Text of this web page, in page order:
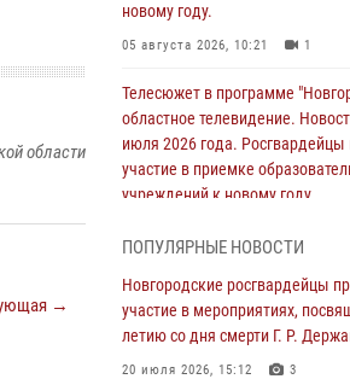
области
→
новому году.
05 августа 2026, 10:21 1
Телесюжет в программе
областное телевидение.
июля 2026 года.
участие в приемке
учреждений к новому году.
Росгвардейцы из Великого
Чемпионате Северо-Западного
ПОПУЛЯРНЫЕ НОВОСТИ
Новгородские росгвардейцы
участие в мероприятиях,
летию со дня смерти Г. Р.
20 июля 2026, 15:12 3